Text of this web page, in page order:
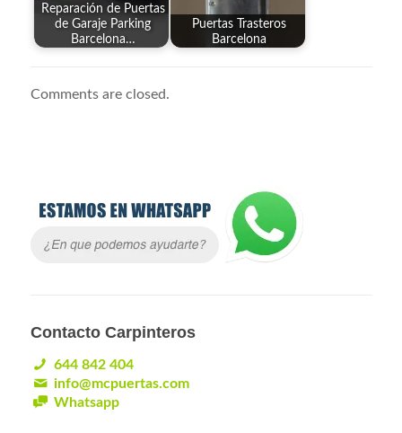
Reparación de Puertas
de Garaje Parking
Barcelona…
Puertas Trasteros
Barcelona
Comments are closed.
Contacto Carpinteros
644 842 404
info@mcpuertas.com
Whatsapp